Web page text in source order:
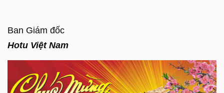
Ban Giám đốc
Hotu Việt Nam